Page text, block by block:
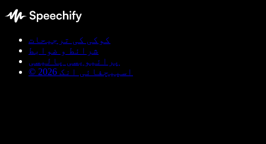
کوکی کی ترجیحات
شرائط و ضوابط
پرائیویسی پالیسی
© اسپیچفائی انک 2026